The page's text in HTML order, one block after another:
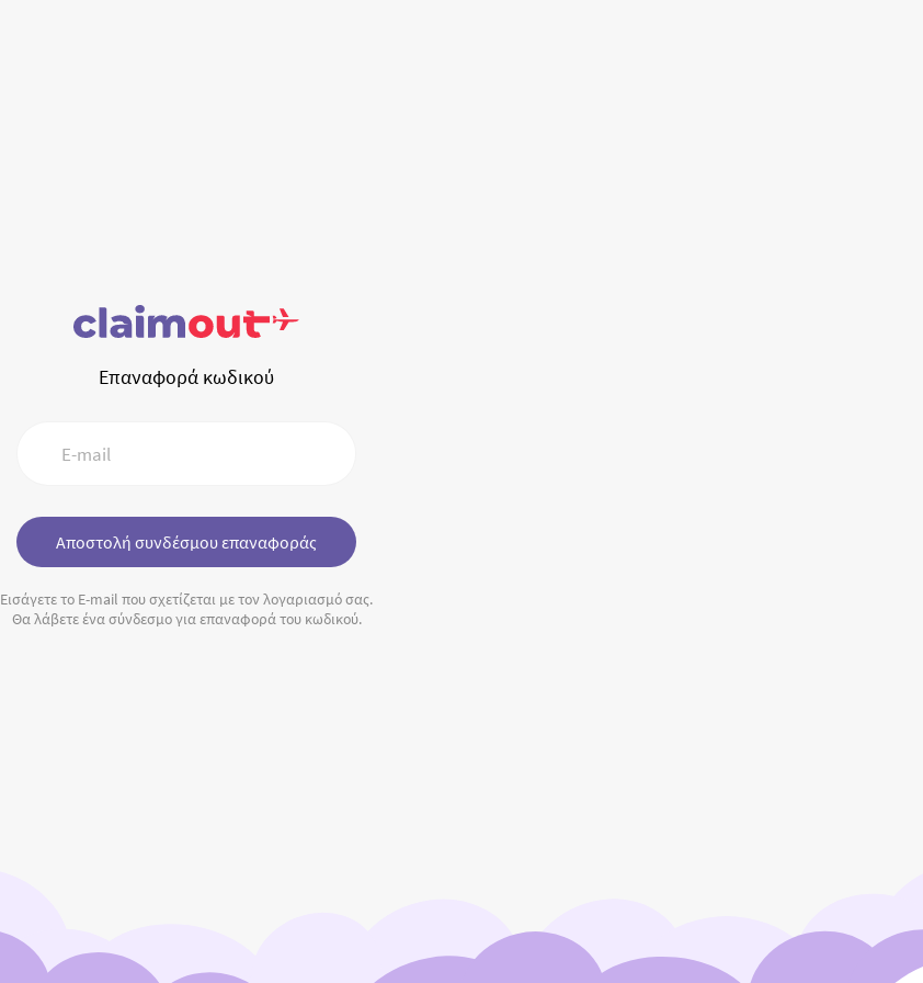
Επαναφορά κωδικού
E-mail
Αποστολή συνδέσμου επαναφοράς
Εισάγετε το E-mail που σχετίζεται με τον λογαριασμό σας.
Θα λάβετε ένα σύνδεσμο για επαναφορά του κωδικού.